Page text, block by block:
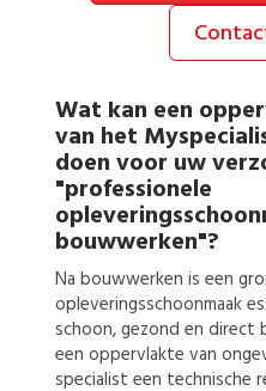
Wat kan een
van het
doen voor uw
"professionele
bouwwerken"?
Na bouwwerken is een
opleveringsschoonmaak
schoon, gezond en direct
een oppervlakte van
specialist een technische